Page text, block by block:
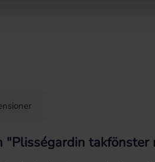
"Plisségardin